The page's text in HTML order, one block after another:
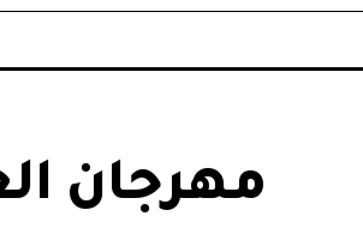
مهرجان